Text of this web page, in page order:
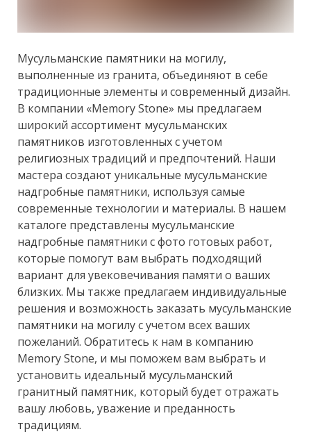
Мусульманские памятники на могилу,
выполненные из гранита, объединяют в себе
традиционные элементы и современный дизайн.
В компании «Memory Stone» мы предлагаем
широкий ассортимент мусульманских
памятников изготовленных с учетом
религиозных традиций и предпочтений. Наши
мастера создают уникальные мусульманские
надгробные памятники, используя самые
современные технологии и материалы. В нашем
каталоге представлены мусульманские
надгробные памятники с фото готовых работ,
которые помогут вам выбрать подходящий
вариант для увековечивания памяти о ваших
близких. Мы также предлагаем индивидуальные
решения и возможность заказать мусульманские
памятники на могилу с учетом всех ваших
пожеланий. Обратитесь к нам в компанию
Memory Stone, и мы поможем вам выбрать и
установить идеальный мусульманский
гранитный памятник, который будет отражать
вашу любовь, уважение и преданность
традициям.